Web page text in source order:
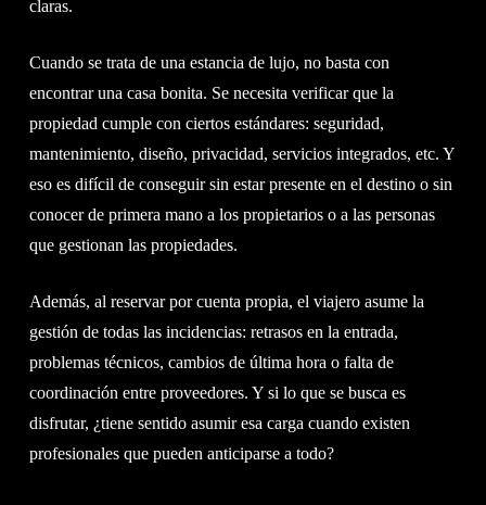
claras.
Cuando se trata de una estancia de lujo, no basta con
encontrar una casa bonita. Se necesita verificar que la
propiedad cumple con ciertos estándares: seguridad,
mantenimiento, diseño, privacidad, servicios integrados, etc. Y
eso es difícil de conseguir sin estar presente en el destino o sin
conocer de primera mano a los propietarios o a las personas
que gestionan las propiedades.
Además, al reservar por cuenta propia, el viajero asume la
gestión de todas las incidencias: retrasos en la entrada,
problemas técnicos, cambios de última hora o falta de
coordinación entre proveedores. Y si lo que se busca es
disfrutar, ¿tiene sentido asumir esa carga cuando existen
profesionales que pueden anticiparse a todo?